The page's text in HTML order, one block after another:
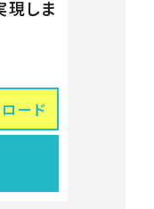
しま
ード